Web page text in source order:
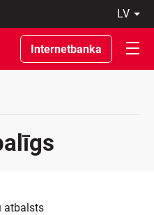
Internetbanka
atbalsts